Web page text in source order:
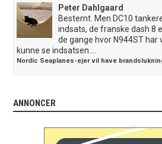
Peter Dahlgaard
Bestemt. Men DC10
indsats, de franske dash 8
de gange hvor N944ST
kunne se indsatsen....
Nordic Seaplanes-ejer vil have
ANNONCER